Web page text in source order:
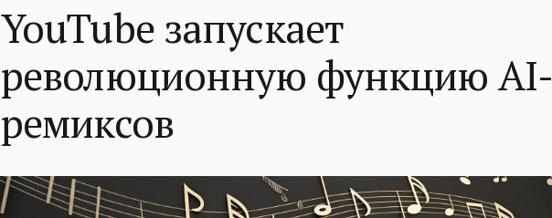
YouTube запускает
революционную функцию AI-
ремиксов